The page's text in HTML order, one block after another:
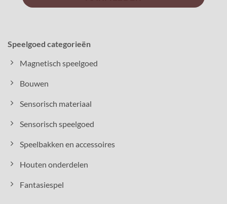
Speelgoed categorieën
Magnetisch speelgoed
Bouwen
Sensorisch materiaal
Sensorisch speelgoed
Speelbakken en accessoires
Houten onderdelen
Fantasiespel